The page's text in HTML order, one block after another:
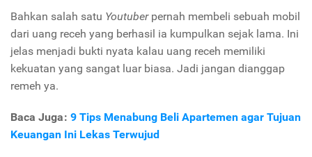
Bahkan salah satu Youtuberpernah membeli sebuah mobil
dari uang receh yang berhasil ia kumpulkan sejak lama. Ini
jelas menjadi bukti nyata kalau uang receh memiliki
kekuatan yang sangat luar biasa. Jadi jangan dianggap
remeh ya.
Baca Juga : 9 Tips Menabung Beli Apartemen agar Tujuan
Keuangan Ini Lekas Terwujud